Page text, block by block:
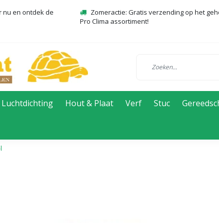
nu en ontdek de
Zomeractie: Gratis verzending op het
Pro Clima assortiment!
Luchtdichting Hout & Plaat Verf Stuc